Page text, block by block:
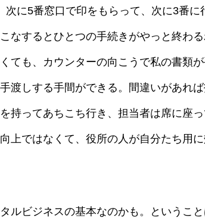
に5番窓口で印をもらって、次に3番に
なするとひとつの手続きがやっと終わ
ても、カウンターの向こうで私の書類
渡しする手間ができる。間違いがあれ
持ってあちこち行き、担当者は席に座
上ではなくて、役所の人が自分たち用
ルビジネスの基本なのかも。というこ